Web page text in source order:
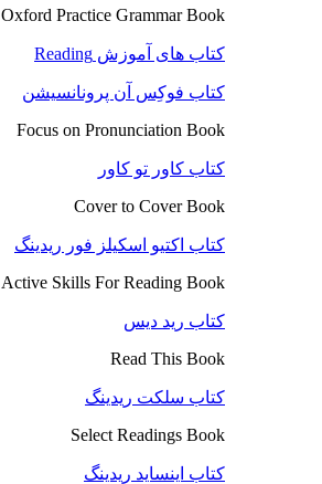
Oxford Practice Grammar Book
کتاب های آموزش Reading
کتاب فوکِس آن پرونانسیشن
Focus on Pronunciation Book
کتاب کاور تو کاور
Cover to Cover Book
کتاب اکتیو اسکیلز فور ریدینگ
Active Skills For Reading Book
کتاب رید دیس
Read This Book
کتاب سلکت ریدینگ
Select Readings Book
کتاب اینساید ریدینگ